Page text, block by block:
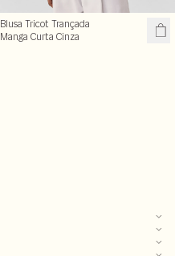
Blusa Tricot Trançada
Manga Curta Cinza